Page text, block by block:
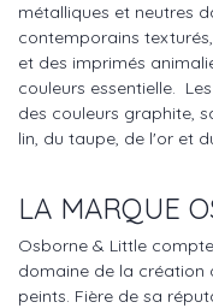
métalliques et neutres
contemporains
et des imprimés
couleurs essentielle.
des couleurs graphite,
lin, du taupe, de l'or et
LA MARQUE
Osborne & Little
domaine de la création
peints. Fière de sa